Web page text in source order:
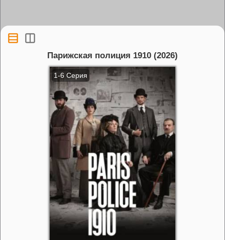
Парижская полиция 1910 (2026)
1-6 Серия